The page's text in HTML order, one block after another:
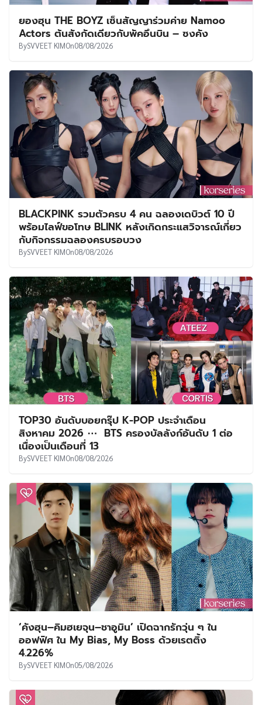
ยองฮุน THE BOYZ เซ็นสัญญาร่วมค่าย Namoo
Actors ต้นสังกัดเดียวกับพัคอึนบิน – ซงคัง
BySVVEET KIMOn08/08/2026
BLACKPINK รวมตัวครบ 4 คน ฉลองเดบิวต์ 10 ปี
พร้อมไลฟ์ขอโทษ BLINK หลังเกิดกระแสวิจารณ์เกี่ยว
กับกิจกรรมฉลองครบรอบวง
BySVVEET KIMOn08/08/2026
TOP30 อันดับบอยกรุ๊ป K-POP ประจำเดือน
สิงหาคม 2026 ⋯ BTS ครองบัลลังก์อันดับ 1 ต่อ
เนื่องเป็นเดือนที่ 13
BySVVEET KIMOn08/08/2026
‘คังฮุน–คิมฮเยจุน–ชาอูมิน’ เปิดฉากรักวุ่น ๆ ใน
ออฟฟิศ ใน My Bias, My Boss ด้วยเรตติ้ง
4.226%
BySVVEET KIMOn05/08/2026